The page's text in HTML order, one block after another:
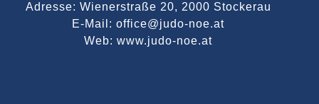
Adresse: Wienerstraße 20, 2000 Stockerau
E-Mail: office@judo-noe.at
Web: www.judo-noe.at